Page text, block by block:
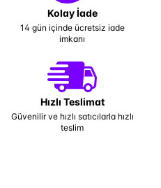
Kolay İade
14 gün içinde ücretsiz iade
imkanı
Hızlı Teslimat
Güvenilir ve hızlı satıcılarla hızlı
teslim